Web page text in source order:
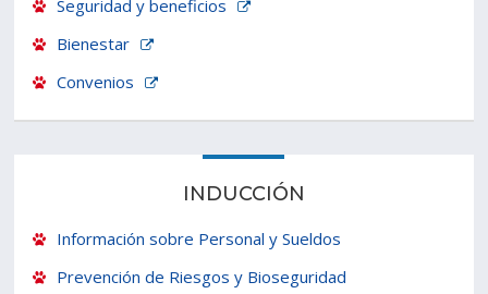
Seguridad y beneficios
Bienestar
Convenios
INDUCCIÓN
Información sobre Personal y Sueldos
Prevención de Riesgos y Bioseguridad